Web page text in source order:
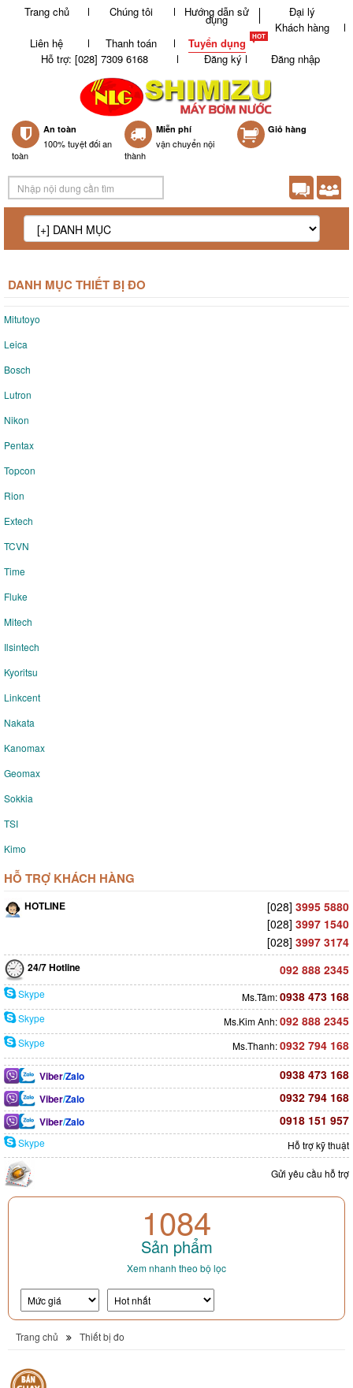
Trang chủ Chúng tôi Hướng dẫn sử
dụng
Đại lý
Khách hàng
Liên hệ
Thanh toán
Tuyển dụng
Đăng nhập
Đăng ký
Hỗ trợ: [028] 7309 6168
An toàn
100% tuyệt đối an
toàn
Miễn phí
vận chuyển nội
thành
0 Giỏ hàng
DANH MỤC THIẾT BỊ ĐO
Mitutoyo
Leica
Bosch
Lutron
Nikon
Pentax
Topcon
Rion
Extech
TCVN
Time
Fluke
Mitech
Ilsintech
Kyoritsu
Linkcent
Nakata
Kanomax
Geomax
Sokkia
TSI
Kimo
HỖ TRỢ KHÁCH HÀNG
HOTLINE [028] 3995 5880
[028] 3997 1540
[028] 3997 3174
24/7 Hotline 092 888 2345
Skype Ms.Tâm:0938 473 168
Skype Ms.Kim Anh:092 888 2345
Skype Ms.Thanh:0932 794 168
Viber/Zalo 0938 473 168
Viber/Zalo 0932 794 168
Viber/Zalo 0918 151 957
Skype Hỗ trợ kỹ thuật
Gửi yêu cầu hỗ trợ
1084
Sản phẩm
Xem nhanh theo bộ lọc
Trang chủ Thiết bị đo